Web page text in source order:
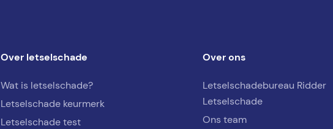
Over letselschade
Wat is letselschade?
Letselschade keurmerk
Letselschade test
Over ons
Letselschadebureau Ridder
Letselschade
Ons team